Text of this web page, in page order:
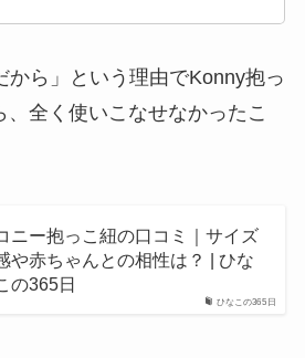
から」という理由でKonny抱っ
、全く使いこなせなかったこ
ひなこの365日
ニー抱っこ紐の口コミ｜サイズ
や赤ちゃんとの相性は？ | ひな
の365日